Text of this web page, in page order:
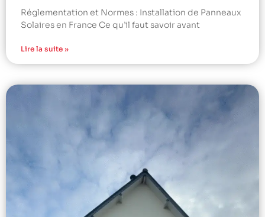
Réglementation et Normes : Installation de Panneaux
Solaires en France Ce qu’il faut savoir avant
Lire la suite »